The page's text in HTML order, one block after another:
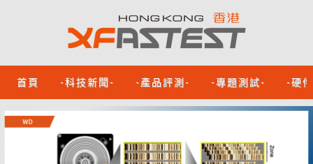
首頁 -科技新聞- -產品評測- -專題測試- -硬